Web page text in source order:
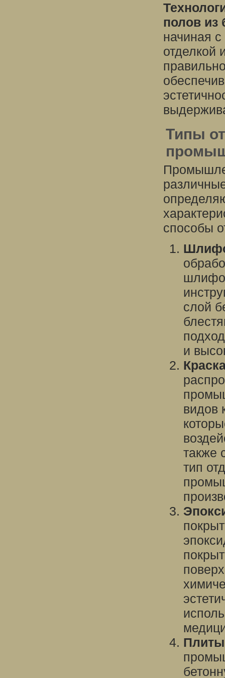
полов из
начиная с
отделкой
Типы
способы
слой
и
видов
также
тип